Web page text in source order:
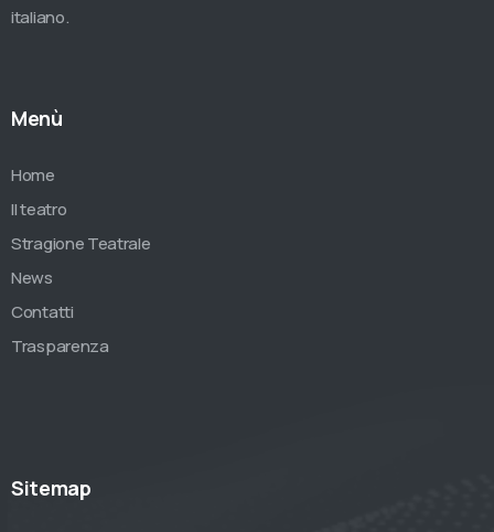
italiano.
Menù
Home
Il teatro
Stragione Teatrale
News
Contatti
Trasparenza
Sitemap